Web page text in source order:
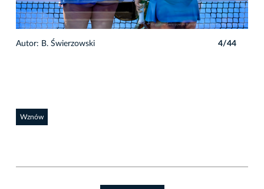
Autor: B. Świerzowski 4/44
Wznów